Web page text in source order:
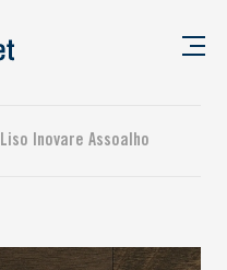
Inovare Assoalho